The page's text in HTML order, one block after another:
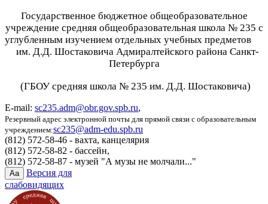
Государственное бюджетное общеобразовательное
учреждение средняя общеобразовательная школа № 235 с
углубленным изучением отдельных учебных предметов
им. Д.Д. Шостаковича Адмиралтейского района Санкт-
Петербурга
(ГБОУ средняя школа № 235 им. Д.Д. Шостаковича)
E-mail: sc235.adm@obr.gov.spb.ru,
Резервный адрес электронной почты для прямой связи с образовательным
учреждением:sc235@adm-edu.spb.ru
(812) 572-58-46 - вахта, канцелярия
(812) 572-58-82 - бассейн,
(812) 572-58-87 - музей "А музы не молчали..."
Aa
Версия для
слабовидящих